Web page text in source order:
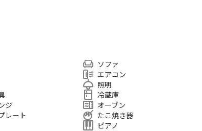
ジ
レート
ソファ
エアコン
照明
冷蔵庫
オーブン
たこ焼き器
ピアノ